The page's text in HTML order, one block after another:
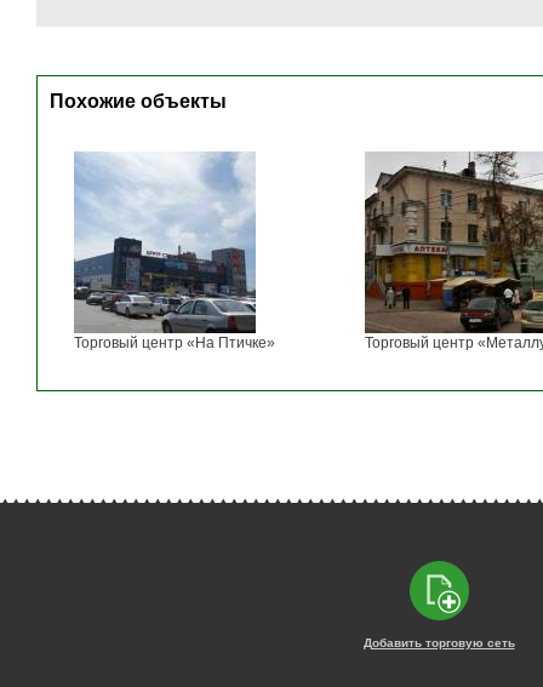
Похожие объекты
Торговый центр «На Птичке» Торговый центр
Добавить торговую сеть